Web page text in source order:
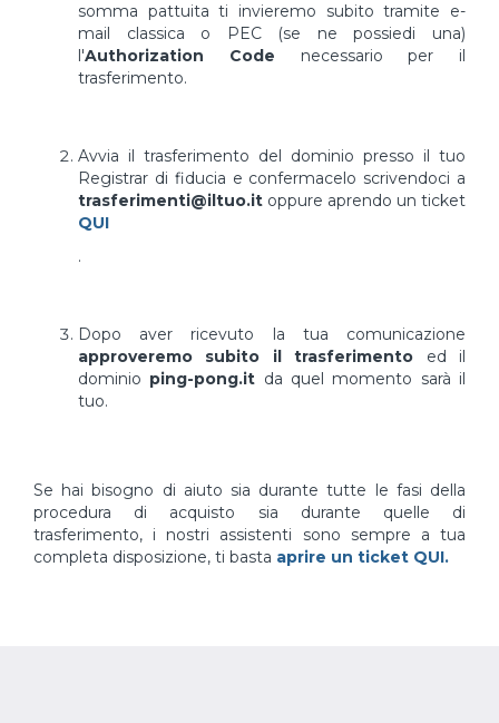
somma pattuita ti invieremo subito tramite e-
mail classica o PEC (se ne possiedi una)
l'Authorization Code necessario per il
trasferimento.
Avvia il trasferimento del dominio presso il tuo
Registrar di fiducia e confermacelo scrivendoci a
trasferimenti@iltuo.it oppure aprendo un ticket
QUI
.
Dopo aver ricevuto la tua comunicazione
approveremo subito il trasferimento ed il
dominio ping-pong.it da quel momento sarà il
tuo.
Se hai bisogno di aiuto sia durante tutte le fasi della
procedura di acquisto sia durante quelle di
trasferimento, i nostri assistenti sono sempre a tua
completa disposizione, ti basta aprire un ticket QUI.